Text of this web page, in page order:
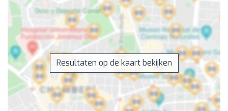
Resultaten op de kaart bekijken